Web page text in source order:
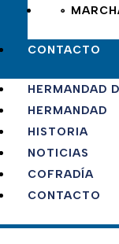
∘
CONTACTO
HERMANDAD
HERMANDAD
HISTORIA
NOTICIAS
COFRADÍA
CONTACTO